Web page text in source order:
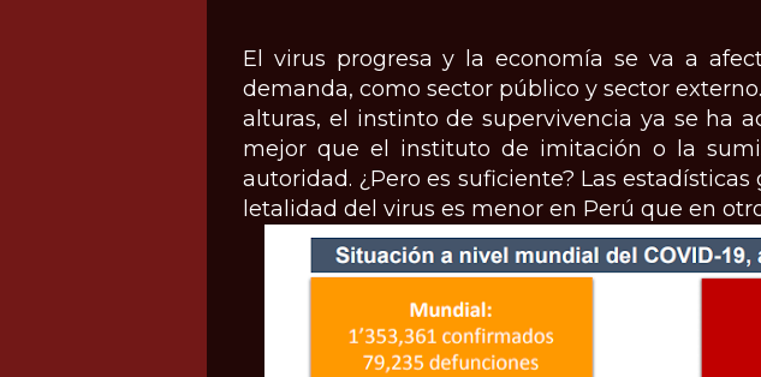
El virus progresa y la economía se va a
demanda, como sector público y sector
alturas, el instinto de supervivencia ya se ha
mejor que el instituto de imitación o la
autoridad. ¿Pero es suficiente? Las
letalidad del virus es menor en Perú que en